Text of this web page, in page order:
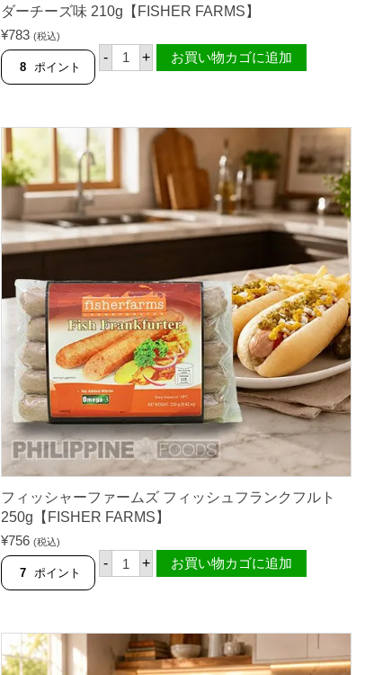
ダーチーズ味 210g【FISHER FARMS】
¥783 (税込)
8 ポイント
- フ
ィ
ム
ズ
ュ
リ
ポ
ッ
パ
ー
ズ
チ
ェ
ダ
ー
チ
ー
ズ
味
1
0
g
【
I
R
M
+ お買い物カゴに追加
フィッシャーファームズ フィッシュフランクフルト
250g【FISHER FARMS】
¥756 (税込)
7 ポイント
- フ
ィ
ァ
ー
+ お買い物カゴに追加